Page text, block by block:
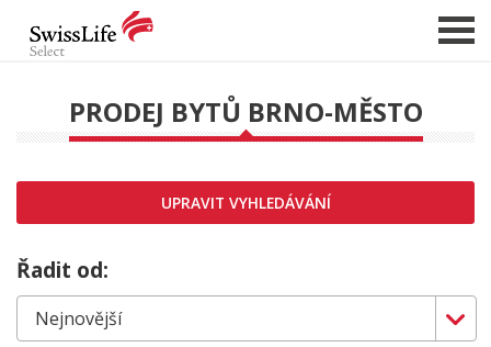
NABÍDKA NEMOVITOSTÍ
CHCI PRODAT / PRONAJMOUT
HLÍDAT NOVÉ NABÍDKY
CHCI OCENIT NEMOVITOST
O NÁS
REFERENCE
PRODEJ BYTŮ BRNO-MĚSTO
UPRAVIT VYHLEDÁVÁNÍ
Řadit od: